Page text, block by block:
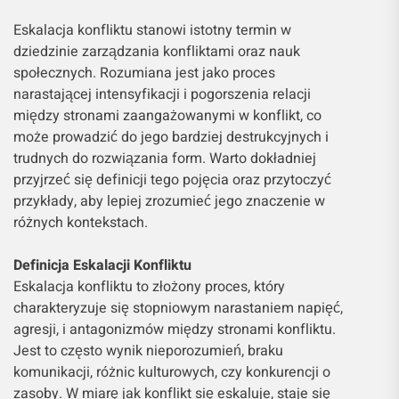
Eskalacja konfliktu stanowi istotny termin w
dziedzinie zarządzania konfliktami oraz nauk
społecznych. Rozumiana jest jako proces
narastającej intensyfikacji i pogorszenia relacji
między stronami zaangażowanymi w konflikt, co
może prowadzić do jego bardziej destrukcyjnych i
trudnych do rozwiązania form. Warto dokładniej
przyjrzeć się definicji tego pojęcia oraz przytoczyć
przykłady, aby lepiej zrozumieć jego znaczenie w
różnych kontekstach.
Definicja Eskalacji Konfliktu
Eskalacja konfliktu to złożony proces, który
charakteryzuje się stopniowym narastaniem napięć,
agresji, i antagonizmów między stronami konfliktu.
Jest to często wynik nieporozumień, braku
komunikacji, różnic kulturowych, czy konkurencji o
zasoby. W miarę jak konflikt się eskaluje, staje się